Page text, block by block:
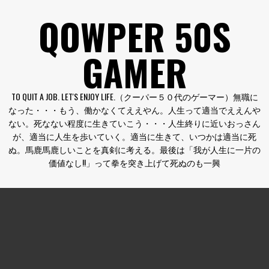
QOWPER 50S
GAMER
TO QUIT A JOB. LET'S ENJOY LIFE.（クーパー５０代のゲーマー）無職に
なった・・・もう、働かなくてええやん。人生って適当でええんや
ない。死なない程度に生きていこう・・・人生終りに近いおっさん
が、適当に人生を歩いていく。適当に生きて、いつかは適当に死
ぬ。馬鹿馬鹿しいことを真剣に考える。最後は「我が人生に一片の
価値なし!!」って拳を突き上げて死ぬのも一興